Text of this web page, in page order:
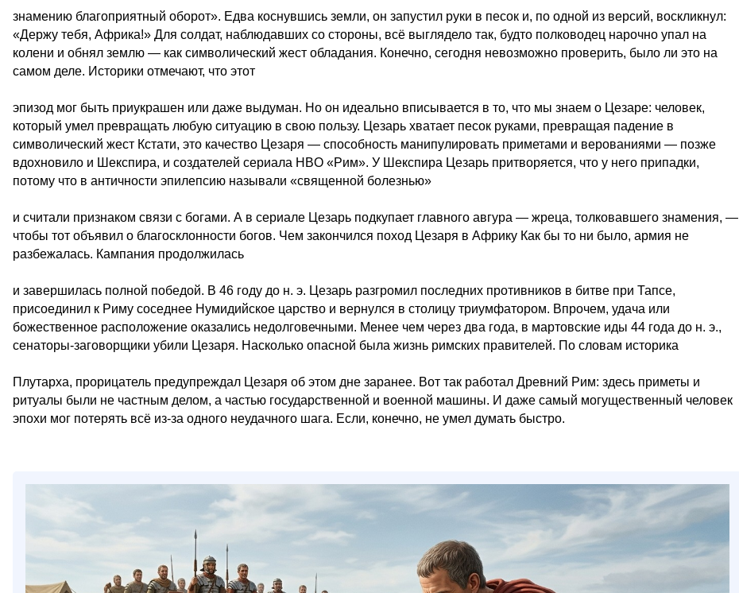
знамению благоприятный оборот». Едва коснувшись земли, он запустил руки в песок и, по одной из версий, воскликнул:
«Держу тебя, Африка!» Для солдат, наблюдавших со стороны, всё выглядело так, будто полководец нарочно упал на
колени и обнял землю — как символический жест обладания. Конечно, сегодня невозможно проверить, было ли это на
самом деле. Историки отмечают, что этот
эпизод мог быть приукрашен или даже выдуман. Но он идеально вписывается в то, что мы знаем о Цезаре: человек,
который умел превращать любую ситуацию в свою пользу. Цезарь хватает песок руками, превращая падение в
символический жест Кстати, это качество Цезаря — способность манипулировать приметами и верованиями — позже
вдохновило и Шекспира, и создателей сериала HBO «Рим». У Шекспира Цезарь притворяется, что у него припадки,
потому что в античности эпилепсию называли «священной болезнью»
и считали признаком связи с богами. А в сериале Цезарь подкупает главного авгура — жреца, толковавшего знамения, —
чтобы тот объявил о благосклонности богов. Чем закончился поход Цезаря в Африку Как бы то ни было, армия не
разбежалась. Кампания продолжилась
и завершилась полной победой. В 46 году до н. э. Цезарь разгромил последних противников в битве при Тапсе,
присоединил к Риму соседнее Нумидийское царство и вернулся в столицу триумфатором. Впрочем, удача или
божественное расположение оказались недолговечными. Менее чем через два года, в мартовские иды 44 года до н. э.,
сенаторы-заговорщики убили Цезаря. Насколько опасной была жизнь римских правителей. По словам историка
Плутарха, прорицатель предупреждал Цезаря об этом дне заранее. Вот так работал Древний Рим: здесь приметы и
ритуалы были не частным делом, а частью государственной и военной машины. И даже самый могущественный человек
эпохи мог потерять всё из-за одного неудачного шага. Если, конечно, не умел думать быстро.